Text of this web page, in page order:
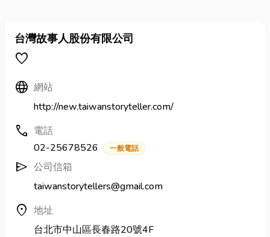
台灣故事人股份有限公司
favorite
Language 網站
http://new.taiwanstoryteller.com/
call 電話
02-25678526
一般電話
send 公司信箱
taiwanstorytellers@gmail.com
location_on 地址
台北市中山區長春路20號4F